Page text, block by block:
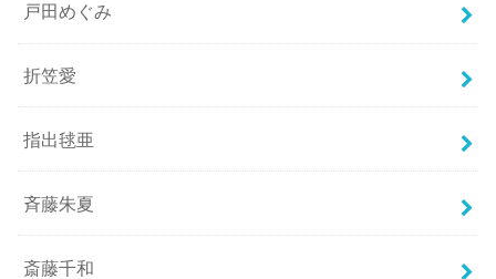
戸田めぐみ
折笠愛
指出毬亜
斉藤朱夏
斎藤千和